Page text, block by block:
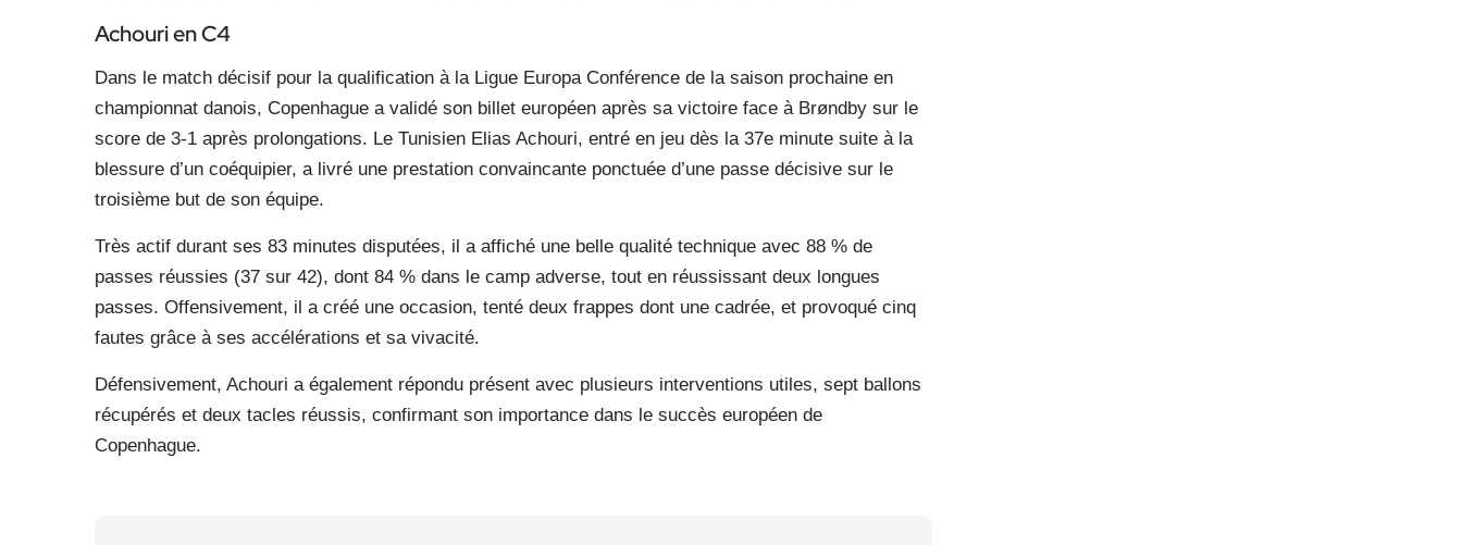
Achouri en C4
Dans le match décisif pour la qualification à la Ligue Europa Conférence de la saison prochaine en
championnat danois, Copenhague a validé son billet européen après sa victoire face à Brøndby sur le
score de 3-1 après prolongations. Le Tunisien Elias Achouri, entré en jeu dès la 37e minute suite à la
blessure d’un coéquipier, a livré une prestation convaincante ponctuée d’une passe décisive sur le
troisième but de son équipe.
Très actif durant ses 83 minutes disputées, il a affiché une belle qualité technique avec 88 % de
passes réussies (37 sur 42), dont 84 % dans le camp adverse, tout en réussissant deux longues
passes. Offensivement, il a créé une occasion, tenté deux frappes dont une cadrée, et provoqué cinq
fautes grâce à ses accélérations et sa vivacité.
Défensivement, Achouri a également répondu présent avec plusieurs interventions utiles, sept ballons
récupérés et deux tacles réussis, confirmant son importance dans le succès européen de
Copenhague.